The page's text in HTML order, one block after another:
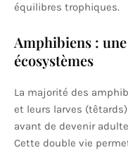
équilibres trophiques.
Amphibiens :
écosystèmes
La majorité des
et leurs larves
avant de devenir
Cette double vie